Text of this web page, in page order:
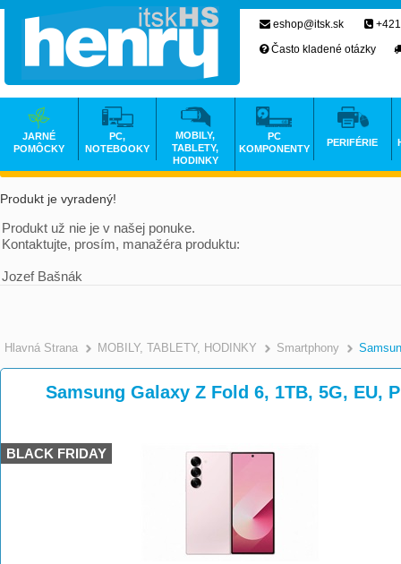
Produkt je vyradený!
Produkt už nie je v našej ponuke.
Kontaktujte, prosím, manažéra produktu:
Jozef Bašnák
Hlavná Strana >
MOBILY, TABLETY, HODINKY >
Smartphony
Samsung Galaxy Z Fold 6, 1TB, 5G, EU,
BLACK FRIDAY
eshop@itsk.sk
Často kladené otázky
JARNÉ
POMÔCKY
PC,
NOTEBOOKY
MOBILY,
TABLETY,
HODINKY
PC
KOMPONENTY
PERIFÉRIE